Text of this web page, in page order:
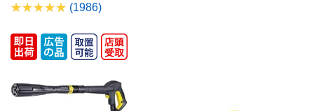
(1986)